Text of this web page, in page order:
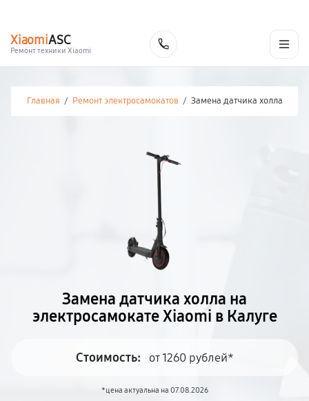
XiaomiASC
Ремонт техники Xiaomi
Главная / Ремонт электросамокатов / Замена датчика холла
Замена датчика холла на
электросамокате Xiaomi в Калуге
Стоимость: от 1260 рублей*
*цена актуальна на 07.08.2026